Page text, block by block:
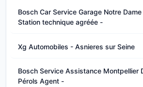
Bosch Car Service Garage Notre
Station technique agréée -
Xg Automobiles - Asnieres sur Seine
Bosch Service Assistance Montpellier
Pérols Agent -